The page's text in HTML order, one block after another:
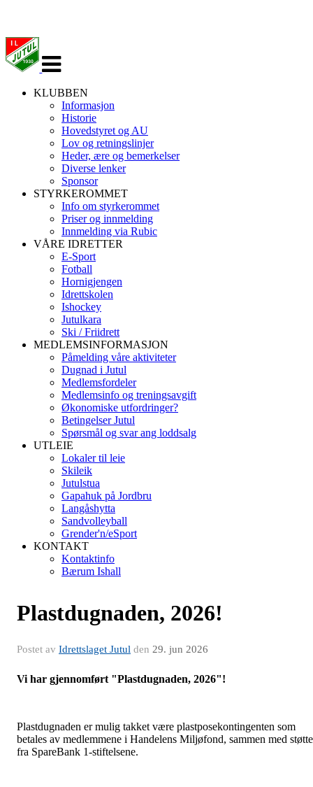
navigasjon
KLUBBEN
Informasjon
Historie
Hovedstyret og AU
Lov og retningslinjer
Heder, ære og bemerkelser
Diverse lenker
Sponsor
STYRKEROMMET
Info om styrkerommet
Priser og innmelding
Innmelding via Rubic
VÅRE IDRETTER
E-Sport
Fotball
Hornigjengen
Idrettskolen
Ishockey
Jutulkara
Ski / Friidrett
MEDLEMSINFORMASJON
Påmelding våre aktiviteter
Dugnad i Jutul
Medlemsfordeler
Medlemsinfo og treningsavgift
Økonomiske utfordringer?
Betingelser Jutul
Spørsmål og svar ang loddsalg
UTLEIE
Lokaler til leie
Skileik
Jutulstua
Gapahuk på Jordbru
Langåshytta
Sandvolleyball
Grender'n/eSport
KONTAKT
Kontaktinfo
Bærum Ishall
Plastdugnaden, 2026!
Postet av Idrettslaget Jutul den 29. jun 2026
Vi har gjennomført "Plastdugnaden, 2026"!
Plastdugnaden er mulig takket være plastposekontingenten som
betales av medlemmene i Handelens Miljøfond, sammen med støtte
fra SpareBank 1-stiftelsene.